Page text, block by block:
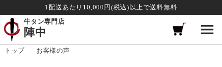
1配送あたり10,000円(税込)以上で送料無料
牛タン専門店
陣中
トップ お客様の声